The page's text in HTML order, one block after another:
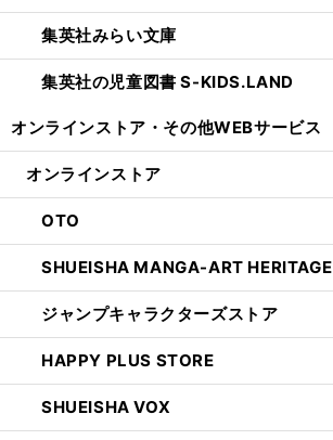
集英社みらい文庫
集英社の児童図書 S-KIDS.LAND
オンラインストア・ その他WEBサービス
オンラインストア
OTO
SHUEISHA MANGA-ART HERITAGE
ジャンプキャラクターズストア
HAPPY PLUS STORE
SHUEISHA VOX